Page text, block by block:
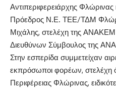
Αντιπεριφερειάρχης
Πρόεδρος Ν.Ε. ΤΕΕ/ΤΔΜ
Μιχάλης, στελέχη της
Διευθύνων Σύμβουλος της
Στην εσπερίδα συμμετείχαν
εκπρόσωποι φορέων, στελέχη
Περιφέρειας Φλώρινας,